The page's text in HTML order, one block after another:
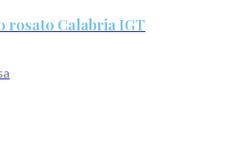
rosato Calabria IGT